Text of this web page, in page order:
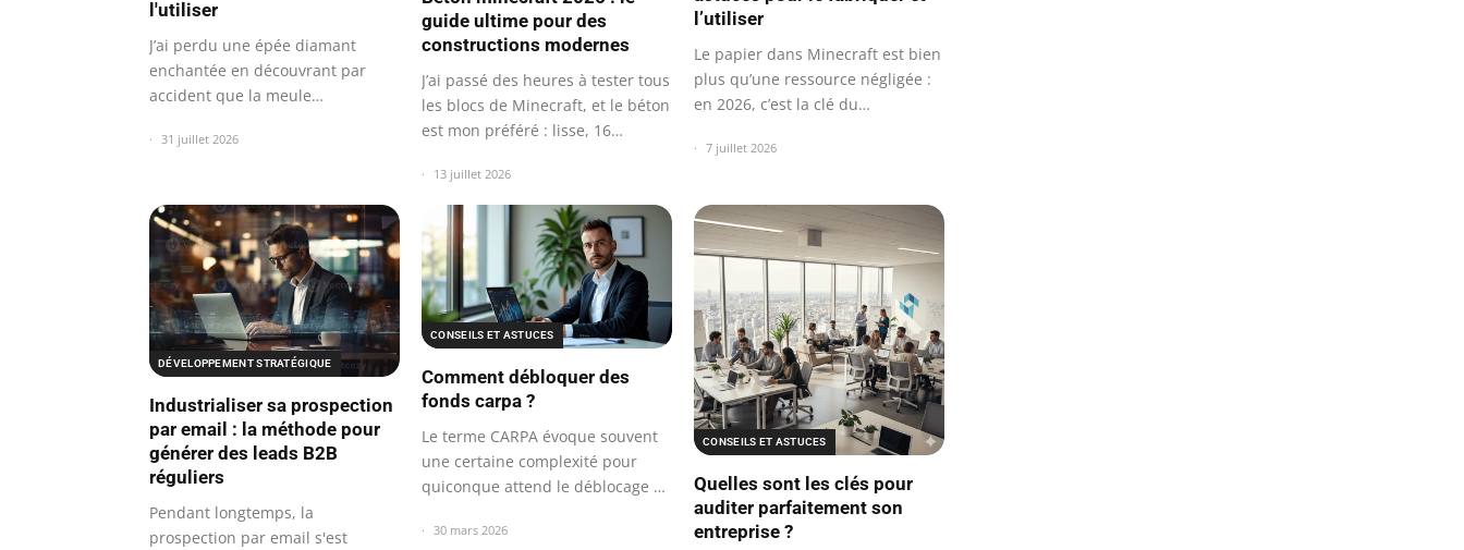
l'utiliser
J’ai perdu une épée diamant
enchantée en découvrant par
accident que la meule
31 juillet 2026
guide ultime pour des
constructions modernes
J’ai passé des heures à tester tous
les blocs de Minecraft, et le béton
est mon préféré : lisse, 16…
13 juillet 2026
l’utiliser
Le papier dans Minecraft est bien
plus qu’une ressource négligée :
en 2026, c’est la clé du…
7 juillet 2026
DÉVELOPPEMENT STRATÉGIQUE
Industrialiser sa prospection
par email : la méthode pour
générer des leads B2B
réguliers
Pendant longtemps, la
prospection par email s'est
CONSEILS ET ASTUCES
Comment débloquer des
fonds carpa ?
Le terme CARPA évoque souvent
une certaine complexité pour
quiconque attend le déblocage de
30 mars 2026
CONSEILS ET ASTUCES
Quelles sont les clés pour
auditer parfaitement son
entreprise ?